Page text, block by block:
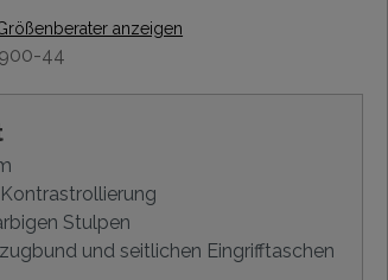
anzeigen
44
Stulpen
und seitlichen Eingrifftaschen